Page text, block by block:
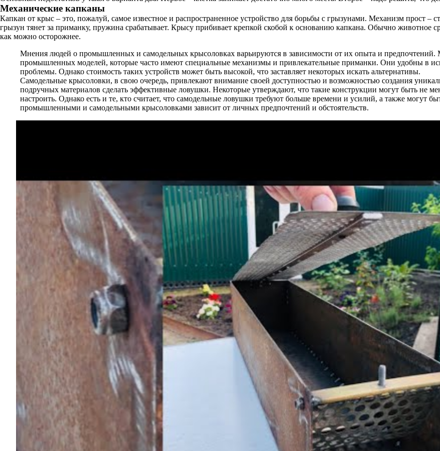
Механические капканы
Капкан от крыс – это, пожалуй, самое известное и распространенное устройство для борьбы с грызунами. Механизм прост
грызун тянет за приманку, пружина срабатывает. Крысу прибивает крепкой скобой к основанию капкана. Обычно животное
как можно осторожнее.
Мнения людей о промышленных и самодельных крысоловках варьируются в зависимости от их опыта и предпочтений.
промышленных моделей, которые часто имеют специальные механизмы и привлекательные приманки. Они удобны в
проблемы. Однако стоимость таких устройств может быть высокой, что заставляет некоторых искать альтернативы.
Самодельные крысоловки, в свою очередь, привлекают внимание своей доступностью и возможностью создания
подручных материалов сделать эффективные ловушки. Некоторые утверждают, что такие конструкции могут быть не
настроить. Однако есть и те, кто считает, что самодельные ловушки требуют больше времени и усилий, а также могут
промышленными и самодельными крысоловками зависит от личных предпочтений и обстоятельств.